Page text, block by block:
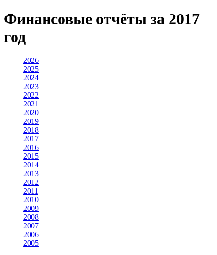
Финансовые отчёты за 2017
год
2026
2025
2024
2023
2022
2021
2020
2019
2018
2017
2016
2015
2014
2013
2012
2011
2010
2009
2008
2007
2006
2005